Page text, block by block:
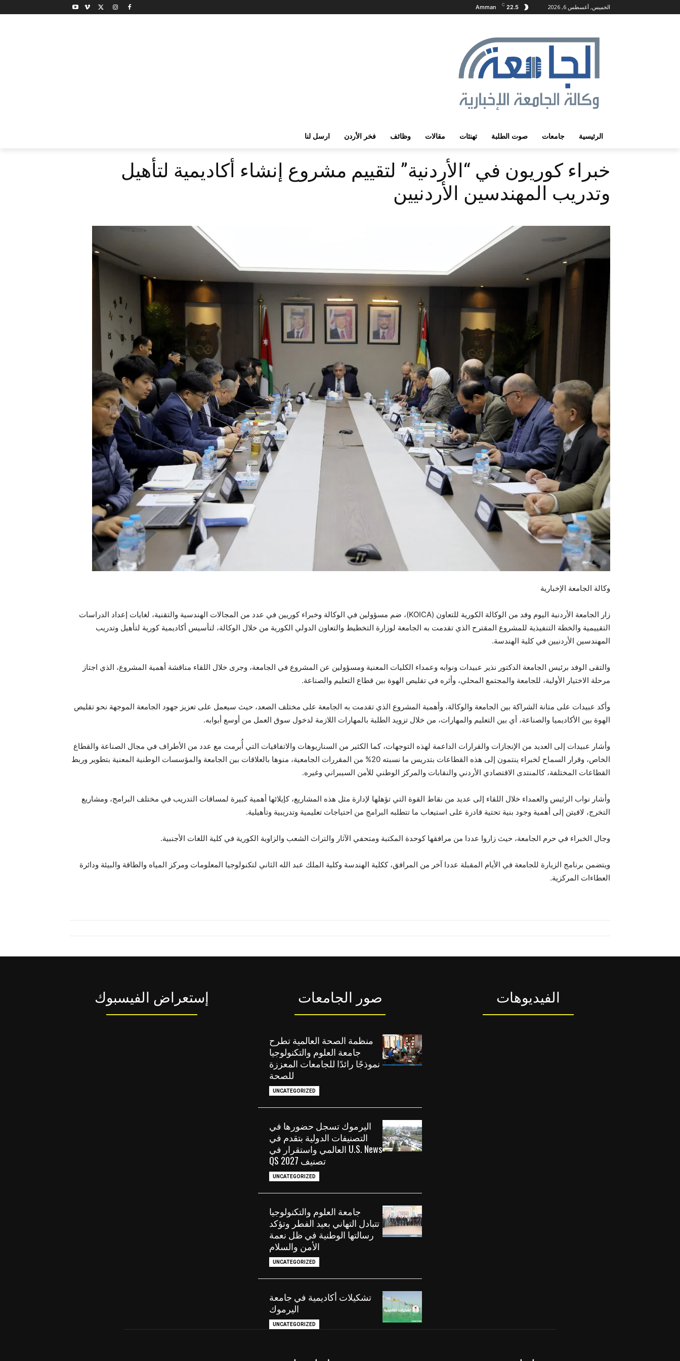
الخميس, أغسطس 6, 2026 22.5
C
Amman
الرئيسية جامعات صوت الطلبة تهنئات مقالات وظائف فخر الأردن ارسل لنا
خبراء كوريون في “الأردنية” لتقييم مشروع إنشاء أكاديمية لتأهيل
وتدريب المهندسين الأردنيين
وكالة الجامعة الإخبارية
زار الجامعة الأردنية اليوم وفد من الوكالة الكورية للتعاون (KOICA)، ضم مسؤولين في الوكالة وخبراء كوريين في عدد من المجالات الهندسية والتقنية، لغايات إعداد الدراسات
التقييمية والخطة التنفيذية للمشروع المقترح الذي تقدمت به الجامعة لوزارة التخطيط والتعاون الدولي الكورية من خلال الوكالة، لتأسيس أكاديمية كورية لتأهيل وتدريب
المهندسين الأردنيين في كلية الهندسة.
والتقى الوفد برئيس الجامعة الدكتور نذير عبيدات ونوابه وعمداء الكليات المعنية ومسؤولين عن المشروع في الجامعة، وجرى خلال اللقاء مناقشة أهمية المشروع، الذي اجتاز
مرحلة الاختيار الأولية، للجامعة والمجتمع المحلي، وأثره في تقليص الهوة بين قطاع التعليم والصناعة.
وأكد عبيدات على متانة الشراكة بين الجامعة والوكالة، وأهمية المشروع الذي تقدمت به الجامعة على مختلف الصعد، حيث سيعمل على تعزيز جهود الجامعة الموجهة نحو تقليص
الهوة بين الأكاديميا والصناعة، أي بين التعليم والمهارات، من خلال تزويد الطلبة بالمهارات اللازمة لدخول سوق العمل من أوسع أبوابه.
وأشار عبيدات إلى العديد من الإنجازات والقرارات الداعمة لهذه التوجهات، كما الكثير من السناريوهات والاتفاقيات التي أُبرمت مع عدد من الأطراف في مجال الصناعة والقطاع
الخاص، وقرار السماح لخبراء ينتمون إلى هذه القطاعات بتدريس ما نسبته 20% من المقررات الجامعية، منوها بالعلاقات بين الجامعة والمؤسسات الوطنية المعنية بتطوير وربط
القطاعات المختلفة، كالمنتدى الاقتصادي الأردني والنقابات والمركز الوطني للأمن السيبراني وغيره.
وأشار نواب الرئيس والعمداء خلال اللقاء إلى عديد من نقاط القوة التي تؤهلها لإدارة مثل هذه المشاريع، كإيلائها أهمية كبيرة لمساقات التدريب في مختلف البرامج، ومشاريع
التخرج، لافيتن إلى أهمية وجود بنية تحتية قادرة على استيعاب ما تتطلبه البرامج من احتياجات تعليمية وتدريبية وتأهيلية.
وجال الخبراء في حرم الجامعة، حيث زاروا عددا من مرافقها كوحدة المكتبة ومتحفي الآثار والتراث الشعب والزاوية الكورية في كلية اللغات الأجنبية.
ويتضمن برنامج الزيارة للجامعة في الأيام المقبلة عددا آخر من المرافق، ككلية الهندسة وكلية الملك عبد الله الثاني لتكنولوجيا المعلومات ومركز المياه والطاقة والبيئة ودائرة
العطاءات المركزية.
إستعراض الفيسبوك صور الجامعات
منظمة الصحة العالمية تطرح
جامعة العلوم والتكنولوجيا
نموذجًا رائدًا للجامعات المعززة
للصحة
UNCATEGORIZED
اليرموك تسجل حضورها في
التصنيفات الدولية بتقدم في
U.S. News العالمي واستقرار في
تصنيف QS 2027
UNCATEGORIZED
جامعة العلوم والتكنولوجيا
تتبادل التهاني بعيد الفطر وتؤكد
رسالتها الوطنية في ظل نعمة
الأمن والسلام
UNCATEGORIZED
تشكيلات أكاديمية في جامعة
اليرموك
UNCATEGORIZED
الفيديوهات